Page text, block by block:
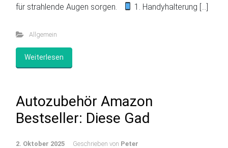
für strahlende Augen sorgen.
1. Handyhalterung […]
Allgemein
Weiterlesen
Autozubehör Amazon
Bestseller: Diese Gad
2. Oktober 2025 Geschrieben von Peter